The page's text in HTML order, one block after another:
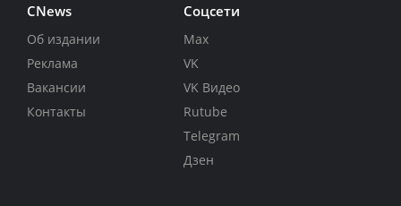
CNews
Об издании
Реклама
Вакансии
Контакты
Соцсети
Max
VK
VK Видео
Rutube
Telegram
Дзен